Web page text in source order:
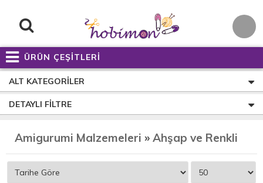
ÜRÜN ÇEŞİTLERİ
ALT KATEGORILER
DETAYLI FILTRE
Amigurumi Malzemeleri » Ahşap ve Renkli Harf Rakam Burç Paketleri